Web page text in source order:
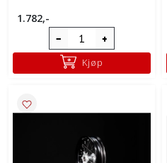
1.782,-
Kjøp